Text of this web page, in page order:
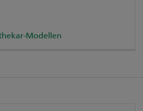
Modellen